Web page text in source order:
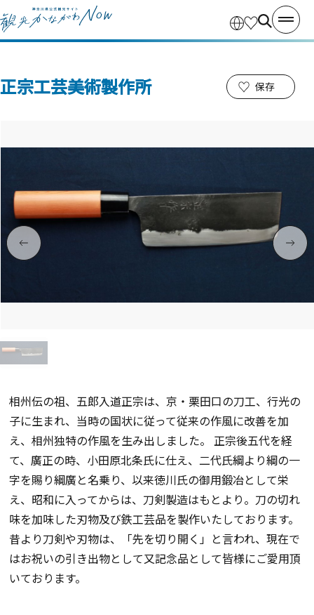
正宗工芸美術製作所 保存
相州伝の祖、五郎入道正宗は、京・栗田口の刀工、行光の
子に生まれ、当時の国状に従って従来の作風に改善を加
え、相州独特の作風を生み出しました。 正宗後五代を経
て、廣正の時、小田原北条氏に仕え、二代氏綱より綱の一
字を賜り綱廣と名乗り、以来徳川氏の御用鍛冶として栄
え、昭和に入ってからは、刀剣製造はもとより。刀の切れ
味を加味した刃物及び鉄工芸品を製作いたしております。
昔より刀剣や刃物は、「先を切り開く」と言われ、現在で
はお祝いの引き出物として又記念品として皆様にご愛用頂
いております。